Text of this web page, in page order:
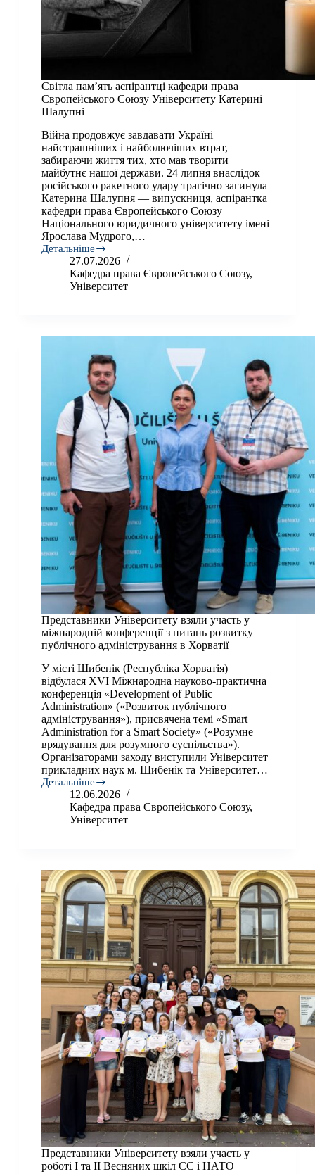
​​Світла пам’ять аспірантці кафедри права
Європейського Союзу Університету Катерині
Шалупні
Війна продовжує завдавати Україні
найстрашніших і найболючіших втрат,
забираючи життя тих, хто мав творити
майбутнє нашої держави. 24 липня внаслідок
російського ракетного удару трагічно загинула
Катерина Шалупня — випускниця, аспірантка
кафедри права Європейського Союзу
Національного юридичного університету імені
Ярослава Мудрого,…
Детальніше
Світла
пам’ять
аспірантці
Союзу
27.07.2026
Кафедра права Європейського Союзу,
Університет
Представники Університету взяли участь у
міжнародній конференції з питань розвитку
публічного адміністрування в Хорватії
У місті Шибенік (Республіка Хорватія)
відбулася XVI Міжнародна науково-практична
конференція «Development of Public
Administration» («Розвиток публічного
адміністрування»), присвячена темі «Smart
Administration for a Smart Society» («Розумне
врядування для розумного суспільства»).
Організаторами заходу виступили Університет
прикладних наук м. Шибенік та Університет…
Детальніше
Представники
Університету
участь
з
питань
розвитку
публічного
адміністрування
в
Хорватії
12.06.2026
Кафедра права Європейського Союзу,
Університет
Представники Університету взяли участь у
роботі І та ІІ Весняних шкіл ЄС і НАТО